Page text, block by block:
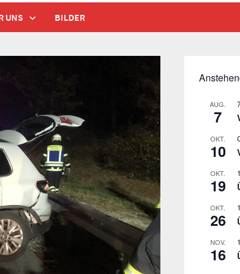
UNS BILDER
AUG.
7
OKT.
10
OKT.
19
OKT.
26
NOV.
16